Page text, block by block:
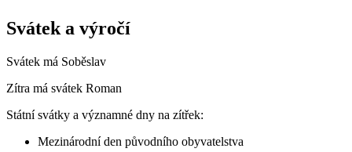
Svátek a výročí
Svátek má Soběslav
Zítra má svátek Roman
Státní svátky a významné dny na zítřek:
Mezinárodní den původního obyvatelstva